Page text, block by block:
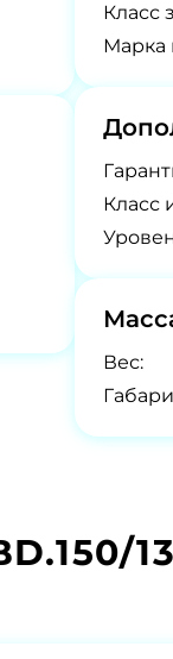
Класс
Марка
Класс
Вес: